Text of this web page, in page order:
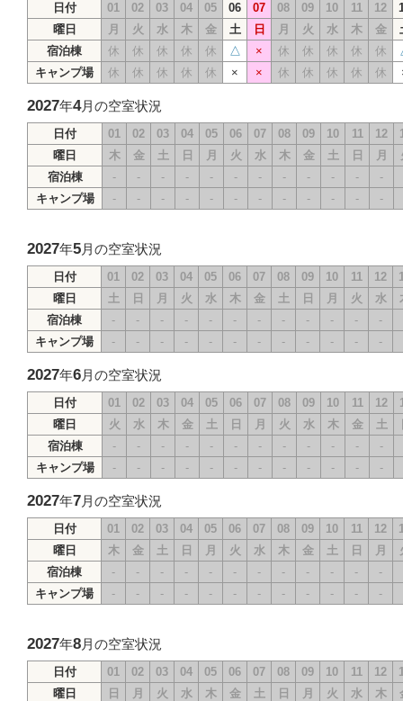
日付 01 02 03 04 05 06 07 08 09 10 11 12
曜日
月 火 水 木 金 土 日 月 火 水 木 金
宿泊棟
休 休 休 休 休 △ × 休 休 休 休 休
キャンプ場
休 休 休 休 休 × × 休 休 休 休 休
2027年4月の空室状況
日付 01 02 03 04 05 06 07 08 09 10 11 12
曜日
木 金 土 日 月 火 水 木 金 土 日 月
宿泊棟
- - - - - - - - - - -
-
キャンプ場
- - - - - - - - - - - -
2027年5月の空室状況
日付 01 02 03 04 05 06 07 08 09 10 11 12
曜日
土 日 月 火 水 木 金 土 日 月 火 水
宿泊棟
- - - - - - - - - - -
-
キャンプ場
- - - - - - - - - - - -
2027年6月の空室状況
日付 01 02 03 04 05 06 07 08 09 10 11 12
曜日
火 水 木 金 土 日 月 火 水 木 金 土
宿泊棟
- - - - - - - - - - -
-
キャンプ場
- - - - - - - - - - - -
2027年7月の空室状況
日付 01 02 03 04 05 06 07 08 09 10 11 12
曜日
木 金 土 日 月 火 水 木 金 土 日 月
宿泊棟
- - - - - - - - - - -
-
キャンプ場
- - - - - - - - - - - -
2027年8月の空室状況
日付 01 02 03 04 05 06 07 08 09 10 11 12
曜日
日 月 火 水 木 金 土 日 月 火 水 木